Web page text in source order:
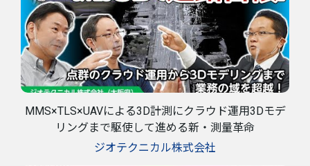
MMS×TLS×UAVによる3D計測にクラウド運用3Dモデ
リングまで駆使して進める新・測量革命
ジオテクニカル株式会社